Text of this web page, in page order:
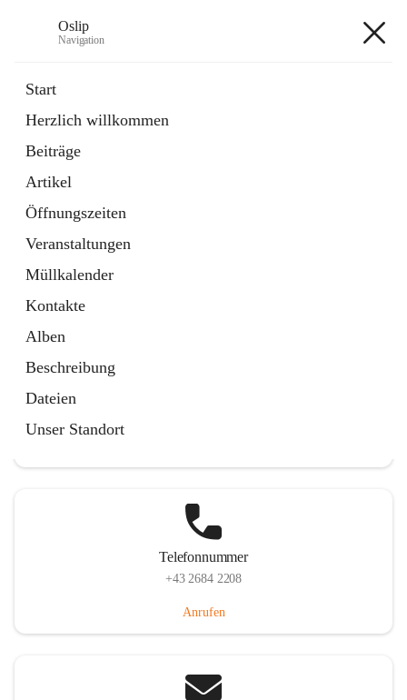
Oslip
Navigation
Start
Herzlich willkommen
Beiträge
Artikel
Öffnungszeiten
Veranstaltungen
Müllkalender
Kontakte
Alben
Beschreibung
Dateien
Unser Standort
Externe Webseite
in
Tab
Bundeskanzleramt Österreich
Externe Webseite
öffnet
in
neuem
Tab
Telefonnummer
+43 2684 2208
Anrufen